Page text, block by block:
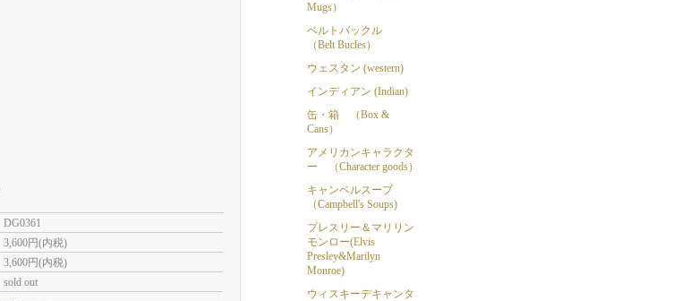
DG0361
3,600円(内税)
3,600円(内税)
sold out
Mugs）
ベルトバックル
（Belt Bucles）
ウェスタン (western)
インディアン (Indian)
缶・箱 （Box &
Cans）
アメリカンキャラクタ
ー （Character goods）
キャンベルスープ
（Campbell's Soups)
プレスリー＆マリリン
モンロー(Elvis
Presley&Marilyn
Monroe)
ウィスキーデキャンタ